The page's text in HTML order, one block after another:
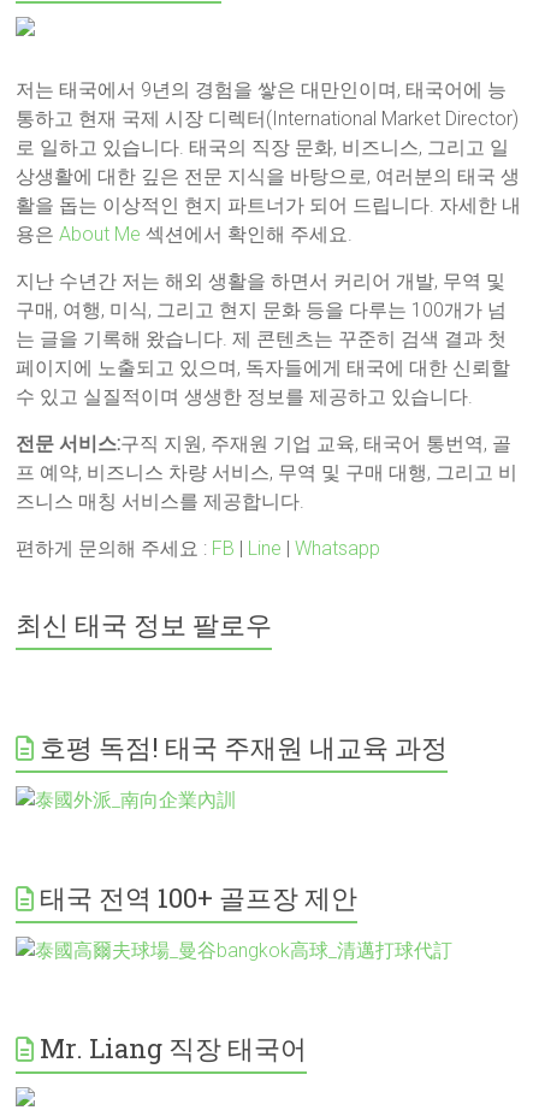
저는 태국에서 9년의 경험을 쌓은 대만인이며, 태국어에 능
통하고 현재 국제 시장 디렉터(International Market Director)
로 일하고 있습니다. 태국의 직장 문화, 비즈니스, 그리고 일
상생활에 대한 깊은 전문 지식을 바탕으로, 여러분의 태국 생
활을 돕는 이상적인 현지 파트너가 되어 드립니다. 자세한 내
용은About Me 섹션에서 확인해 주세요.
지난 수년간 저는 해외 생활을 하면서 커리어 개발, 무역 및
구매, 여행, 미식, 그리고 현지 문화 등을 다루는 100개가 넘
는 글을 기록해 왔습니다. 제 콘텐츠는 꾸준히 검색 결과 첫
페이지에 노출되고 있으며, 독자들에게 태국에 대한 신뢰할
수 있고 실질적이며 생생한 정보를 제공하고 있습니다.
전문 서비스:구직 지원, 주재원 기업 교육, 태국어 통번역, 골
프 예약, 비즈니스 차량 서비스, 무역 및 구매 대행, 그리고 비
즈니스 매칭 서비스를 제공합니다.
편하게 문의해 주세요 : FB Line |Whatsapp
최신 태국 정보 팔로우
호평 독점! 태국 주재원 내교육 과정
태국 전역 100+ 골프장 제안
Mr. Liang 직장 태국어